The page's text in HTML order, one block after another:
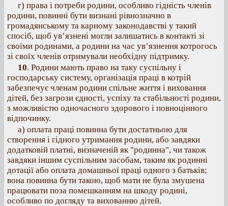
г) права і потреби родини, особливо гідність членів
родини, повинні бути визнані рівнозначно в
громадянському та карному законодавстві у такий
спосіб, щоб ув’язнені могли залишатись в контакті зі
своїми родинами, а родини на час ув’язнення котрогось
зі своїх членів отримували необхідну підтримку.
10. Родини мають право на таку суспільну і
господарську систему, організація праці в котрій
забезпечує членам родини спільне життя і виховання
дітей, без загрози єдності, успіху та стабільності родини,
з можливістю одночасного здорового і повноцінного
відпочинку.
а) оплата праці повинна бути достатньою для
створення і гідного утримання родини, або завдяки
додатковій платні, визначеній як "родинна", чи також
завдяки іншим суспільним засобам, таким як родинні
дотації або оплата домашньої праці одного з батьків;
вона повинна бути такою, щоб мати не була змушена
працювати поза помешканням на шкоду родині,
особливо по догляду та вихованню дітей.